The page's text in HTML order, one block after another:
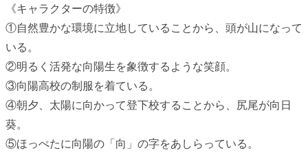
《キャラクターの特徴》
①自然豊かな環境に立地していることから、頭が山になって
いる。
②明るく活発な向陽生を象徴するような笑顔。
③向陽高校の制服を着ている。
④朝夕、太陽に向かって登下校することから、尻尾が向日
葵。
⑤ほっぺたに向陽の「向」の字をあしらっている。